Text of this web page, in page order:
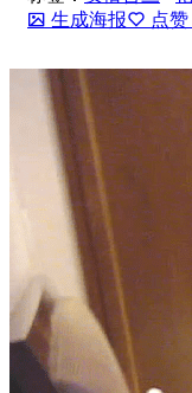
生成海报
点赞